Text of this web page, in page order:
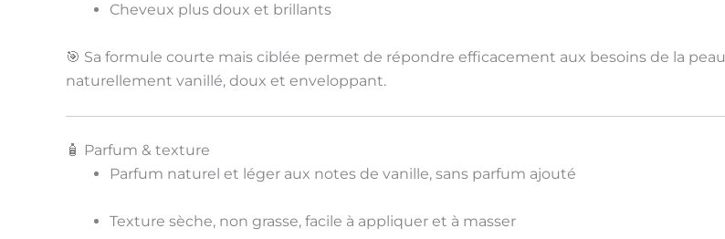
Cheveux plus doux et brillants
🎯 Sa formule courte mais ciblée permet de répondre efficacement aux besoins de la peau
naturellement vanillé, doux et enveloppant.
🧴 Parfum & texture
Parfum naturel et léger aux notes de vanille, sans parfum ajouté
Texture sèche, non grasse, facile à appliquer et à masser